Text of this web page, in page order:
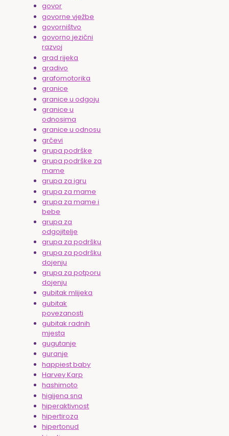
govor
govorne vježbe
govorništvo
govorno jezični
razvoj
grad rijeka
gradivo
grafomotorika
granice
granice u odgoju
granice u
odnosima
granice u odnosu
grčevi
grupa podrške
grupa podrške za
mame
grupa za igru
grupa za mame
grupa za mame i
bebe
grupa za
odgojitelje
grupa za podršku
grupa za podršku
dojenju
grupa za potporu
dojenju
gubitak mlijeka
gubitak
povezanosti
gubitak radnih
mjesta
gugutanje
guranje
happiest baby
Harvey Karp
hashimoto
higijena sna
hiperaktivnost
hipertiroza
hipertonud